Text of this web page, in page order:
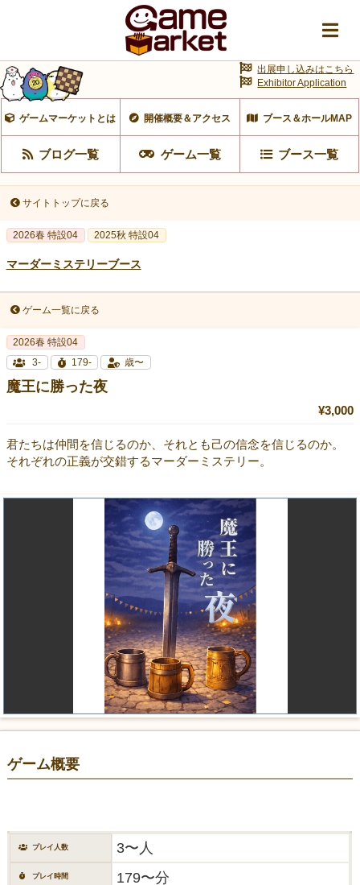
ゲームマーケットとは 開催概要＆アクセス ブース＆ホールMAP
ブログ一覧 ゲーム一覧 ブース一覧
出展申し込みはこちら
Exhibitor Application
サイトトップに戻る
2026春 特設04 2025秋 特設04
マーダーミステリーブース
ゲーム一覧に戻る
2026春 特設04
3-
179- 歳〜
魔王に勝った夜
¥3,000
君たちは仲間を信じるのか、それとも己の信念を信じるのか。
それぞれの正義が交錯するマーダーミステリー。
ゲーム概要
プレイ人数 3〜人
プレイ時間 179〜分